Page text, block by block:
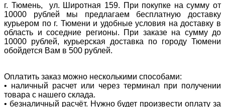
г. Тюмень, ул. Широтная 159. При покупке на сумму от
10000 рублей мы предлагаем бесплатную доставку
курьером по г. Тюмени и удобные условия на доставку в
область и соседние регионы. При заказе на сумму до
10000 рублей, курьерская доставка по городу Тюмени
обойдется Вам в 500 рублей.
Оплатить заказ можно несколькими способами:
• наличный расчет или через терминал при получении
товара с нашего склада.
• безналичный расчёт. Нужно будет произвести оплату за